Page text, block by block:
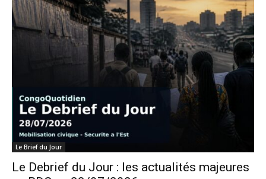
Le Brief du Jour
Le Debrief du Jour : les actualités majeures